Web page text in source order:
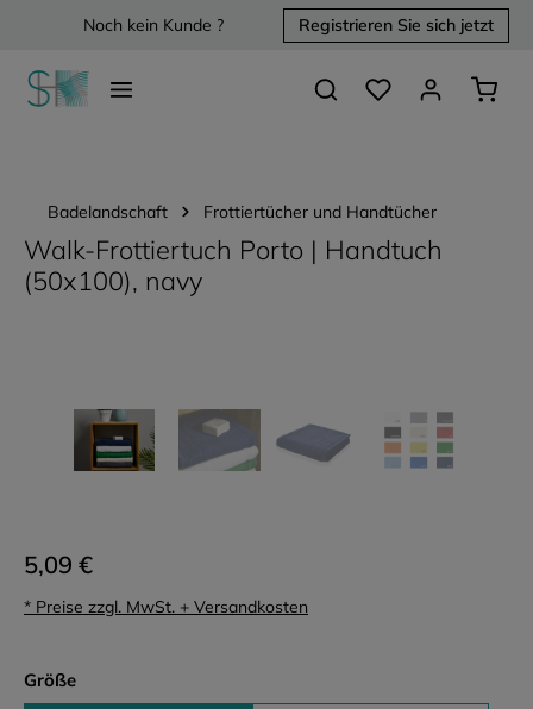
springenNoch kein Kunde ? Registrieren Sie sich jetzt
Du hast 0 Produkte
Badelandschaft Frottiertücher und Handtücher
Walk-Frottiertuch Porto | Handtuch
(50x100), navy
5,09 €
* Preise zzgl. MwSt. + Versandkosten
Größeauswählen